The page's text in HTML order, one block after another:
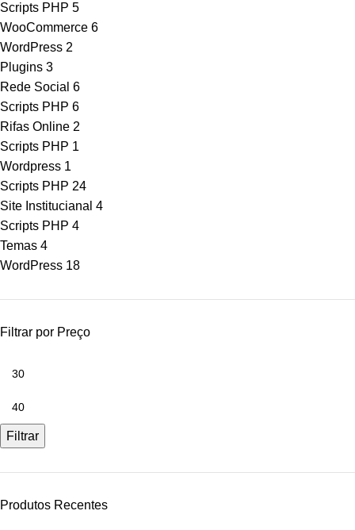
Scripts PHP 5
WooCommerce 6
WordPress 2
Plugins 3
Rede Social 6
Scripts PHP 6
Rifas Online 2
Scripts PHP 1
Wordpress 1
Scripts PHP 24
Site Institucianal 4
Scripts PHP 4
Temas 4
WordPress 18
Filtrar por Preço
Filtrar
Produtos Recentes